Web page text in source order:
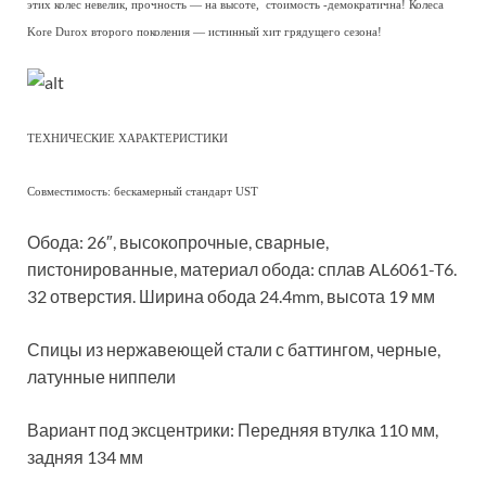
этих колес невелик, прочность — на высоте, стоимость -демократична! Колеса
Kore Durox второго поколения — истинный хит грядущего сезона!
ТЕХНИЧЕСКИЕ ХАРАКТЕРИСТИКИ
Совместимость: бескамерный стандарт UST
Обода: 26″, высокопрочные, сварные,
пистонированные, материал обода: сплав AL6061-T6.
32 отверстия. Ширина обода 24.4mm, высота 19 мм
Спицы из нержавеющей стали с баттингом, черные,
латунные ниппели
Вариант под эксцентрики: Передняя втулка 110 мм,
задняя 134 мм